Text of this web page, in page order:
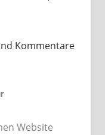
Kommentare
Website